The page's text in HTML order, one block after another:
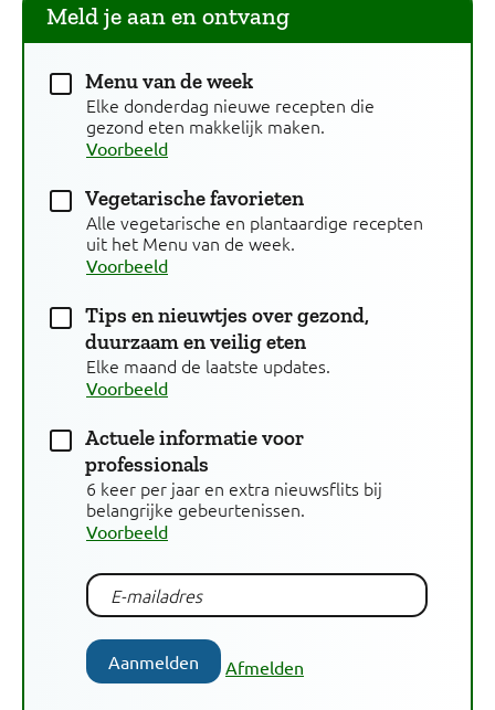
Meld je aan en ontvang
Menu van de week
Elke donderdag nieuwe recepten die
gezond eten makkelijk maken.
Voorbeeld
Vegetarische favorieten
Alle vegetarische en plantaardige recepten
uit het Menu van de week.
Voorbeeld
Tips en nieuwtjes over gezond,
duurzaam en veilig eten
Elke maand de laatste updates.
Voorbeeld
Actuele informatie voor
professionals
6 keer per jaar en extra nieuwsflits bij
belangrijke gebeurtenissen.
Voorbeeld
Aanmelden Afmelden